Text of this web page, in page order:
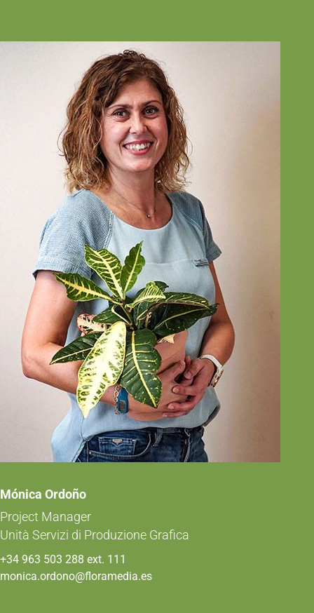
Mónica Ordoño
Project Manager
Unità Servizi di Produzione Grafica
+34 963 503 288 ext. 111
monica.ordono@floramedia.es